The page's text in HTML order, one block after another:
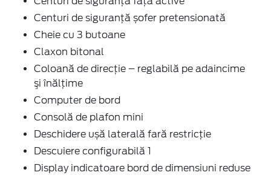
Centuri de siguranţă șofer pretensionată
Cheie cu 3 butoane
Claxon bitonal
Coloană de direcție – reglabilă pe adaincime
şi înălţime
Computer de bord
Consolă de plafon mini
Deschidere ușă laterală fară restricție
Descuiere configurabilă 1
Display indicatoare bord de dimensiuni reduse